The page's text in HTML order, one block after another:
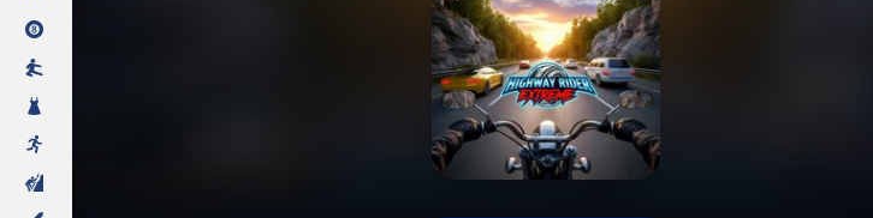
Preparando el juego...